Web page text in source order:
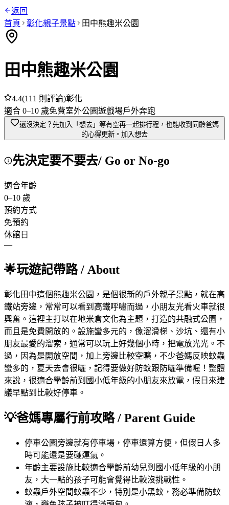
返回
首頁
彰化親子景點 田中熊趣米公園
田中熊趣米公園
4.4(111 則評論)彰化
適合 0–10 歲免費室外公園遊戲場戶外奔跑
還沒決定？先加入「想去」 等有空再一起排行程，也能收到同齡爸媽
的心得更新。 加入想去
先決定要不要去/ Go or No-go
適合年齡
0–10 歲
預約方式
免預約
休館日
—
🌟玩遊記帶路/ About
彰化田中這個熊趣米公園，是個很新的戶外親子景點，就在高
鐵站旁邊，常常可以看到高鐵呼嘯而過，小朋友光看火車就很
興奮。這裡主打以在地米倉文化為主題，打造的共融式公園，
而且是免費開放的。設施蠻多元的，像溜滑梯、沙坑、還有小
朋友最愛的溜索，通常可以玩上好幾個小時，把電放光光。不
過，因為是開放空間，加上旁邊比較空曠，不少爸媽反映蚊蟲
蠻多的，夏天去會很曬，記得要做好防蚊跟防曬準備喔！整體
來說，很適合學齡前到國小低年級的小朋友來放電，假日來建
議早點到比較好停車。
💡爸媽專屬行前攻略 / Parent Guide
停車公園旁邊就有停車場，停車還算方便，但假日人多
時可能還是要碰運氣。
年齡主要設施比較適合學齡前幼兒到國小低年級的小朋
友，大一點的孩子可能會覺得比較沒挑戰性。
蚊蟲戶外空間蚊蟲不少，特別是小黑蚊，務必準備防蚊